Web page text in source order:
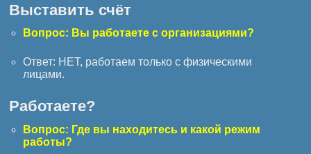
Выставить счёт
Вопрос: Вы работаете с организациями?
Ответ: НЕТ, работаем только с физическими
лицами.
Работаете?
Вопрос: Где вы находитесь и какой режим
работы?